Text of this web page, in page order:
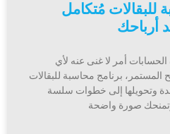
للبقالات مُتكامل
أرباحك
الحسابات أمر لا غنى عنه لأي
برنامج محاسبة للبقالات
وتحويلها إلى خطوات سلسة
وتمنحك صورة واضحة